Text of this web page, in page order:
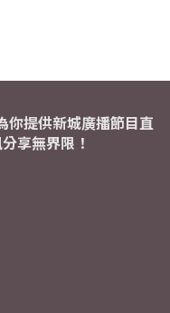
你提供新城廣播節目直
享無界限！